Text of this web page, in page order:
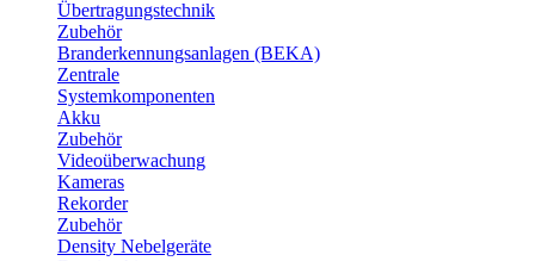
Übertragungstechnik
Zubehör
Branderkennungsanlagen (BEKA)
Zentrale
Systemkomponenten
Akku
Zubehör
Videoüberwachung
Kameras
Rekorder
Zubehör
Density Nebelgeräte